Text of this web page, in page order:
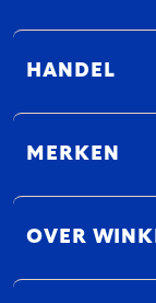
HANDEL
MERKEN
OVER